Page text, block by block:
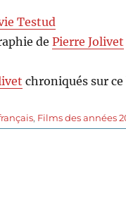
Testud
dePierre Jolivet
chroniqués sur
, Films des années